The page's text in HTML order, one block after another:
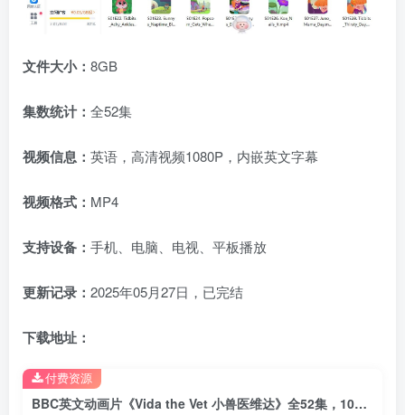
文件大小： 8GB
集数统计： 全52集
视频信息： 英语，高清视频1080P，内嵌英文字幕
视频格式： MP4
支持设备： 手机、电脑、电视、平板播放
更新记录： 2025年05月27日，已完结
下载地址：
BBC英文动画片《Vida the Vet 小兽医维达》全52集，1080P高清视频带英文字幕，百度网盘下载！
付费资源